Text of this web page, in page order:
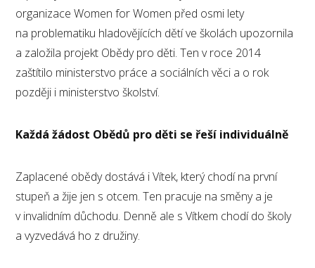
organizace Women for Women před osmi lety
na problematiku hladovějících dětí ve školách upozornila
a založila projekt Obědy pro děti. Ten v roce 2014
zaštítilo ministerstvo práce a sociálních věci a o rok
později i ministerstvo školství.
Každá žádost Obědů pro děti se řeší individuálně
Zaplacené obědy dostává i Vítek, který chodí na první
stupeň a žije jen s otcem. Ten pracuje na směny a je
v invalidním důchodu. Denně ale s Vítkem chodí do školy
a vyzvedává ho z družiny.